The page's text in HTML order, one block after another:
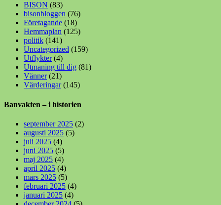
BISON (83)
bisonbloggen (76)
Företagande (18)
Hemmaplan (125)
politik (141)
Uncategorized (159)
Utflykter(4)
Utmaning till dig (81)
Vänner(21)
Värderingar(145)
Banvakten – i historien
september 2025 (2)
augusti 2025 (5)
juli 2025 (4)
juni 2025 (5)
maj 2025 (4)
april 2025 (4)
mars 2025 (5)
februari 2025 (4)
januari 2025 (4)